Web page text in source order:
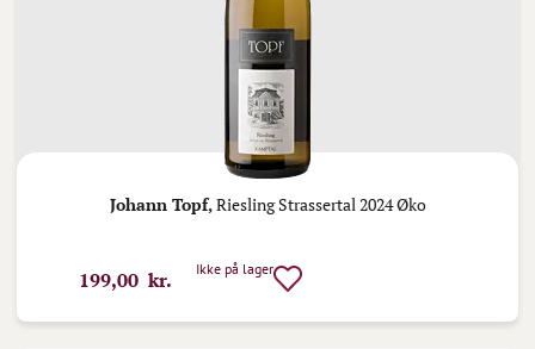
Johann Topf, Riesling Strassertal 2024 Øko
199,00 kr. Ikke på lager